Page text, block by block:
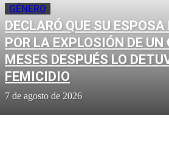
GÉNERO
DECLARÓ QUE SU
POR LA EXPLOSIÓN DE UN
MESES DESPUÉS LO
FEMICIDIO
7 de agosto de 2026